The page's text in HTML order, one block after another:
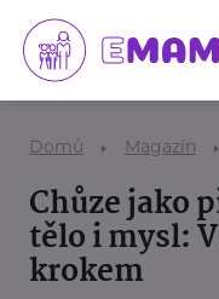
Domů Magazín
Chůze jako
tělo i mysl:
krokem